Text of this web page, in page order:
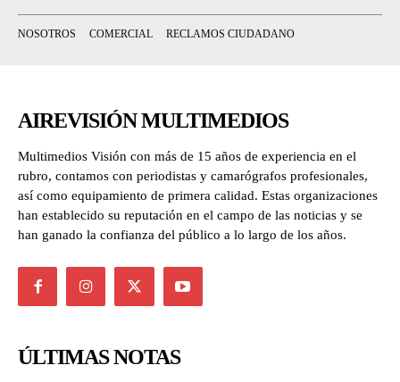
NOSOTROS COMERCIAL RECLAMOS CIUDADANO
AIREVISIÓN MULTIMEDIOS
Multimedios Visión con más de 15 años de experiencia en el
rubro, contamos con periodistas y camarógrafos profesionales,
así como equipamiento de primera calidad. Estas organizaciones
han establecido su reputación en el campo de las noticias y se
han ganado la confianza del público a lo largo de los años.
ÚLTIMAS NOTAS